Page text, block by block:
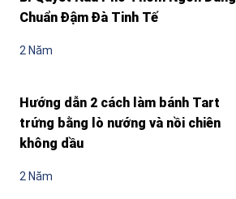
Chuẩn Đậm Đà Tinh Tế
2 Năm
Hướng dẫn 2 cách làm bánh Tart
trứng bằng lò nướng và nồi chiên
không dầu
2 Năm